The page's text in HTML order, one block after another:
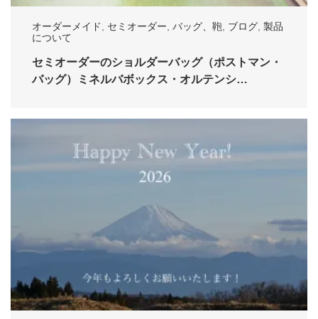
オーダーメイド セミオーダー バッグ、鞄 ブログ 製品
について
セミオーダーのショルダーバッグ（ポストマン・
バッグ）ミネルバボックス・オルテンシ…